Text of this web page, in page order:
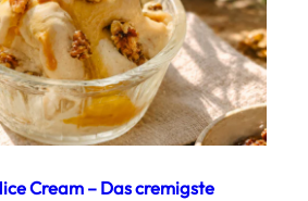
Cream – Das cremigste